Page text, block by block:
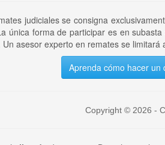
judiciales se consigna
única forma de participar es en
asesor experto en remates se limitará
Aprenda cómo hacer un
Copyright © 2026 -